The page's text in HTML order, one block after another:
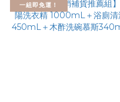
一組即免運！